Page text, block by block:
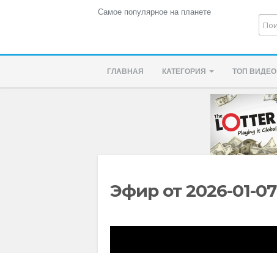
Самое популярное на планете
ГЛАВНАЯ КАТЕГОРИЯ ТОП ВИДЕО
Эфир от 2026-01-07